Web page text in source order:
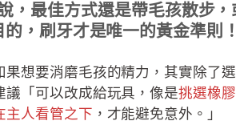
，最佳方式還是帶毛孩散步
，刷牙才是唯一的黃金準則！
果想要消磨毛孩的精力，其實除了
議「可以改成給玩具，像是挑選橡
主人看管之下 ，才能避免意外。」